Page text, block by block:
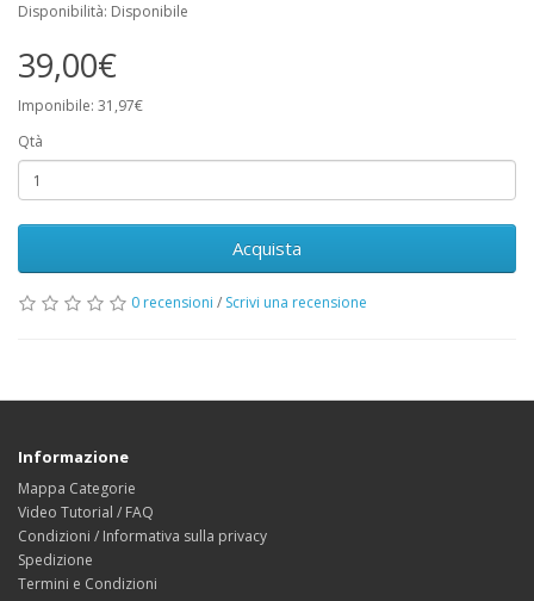
Disponibilità: Disponibile
39,00€
Imponibile: 31,97€
Qtà
Acquista
0 recensioni / Scrivi una recensione
Informazione
Mappa Categorie
Video Tutorial / FAQ
Condizioni / Informativa sulla privacy
Spedizione
Termini e Condizioni